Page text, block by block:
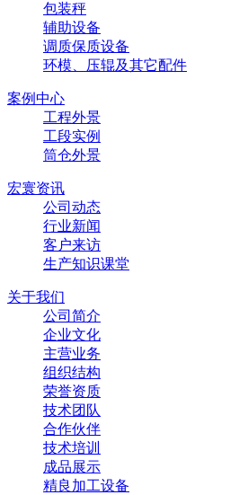
包装秤
辅助设备
调质保质设备
环模、压辊及其它配件
案例中心
工程外景
工段实例
筒仓外景
宏寰资讯
公司动态
行业新闻
客户来访
生产知识课堂
关于我们
公司简介
企业文化
主营业务
组织结构
荣誉资质
技术团队
合作伙伴
技术培训
成品展示
精良加工设备